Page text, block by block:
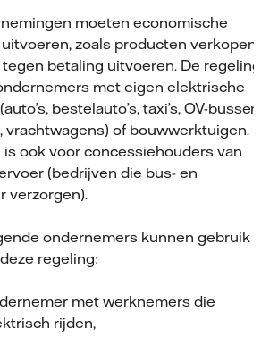
moeten economische
zoals producten verkopen
betaling uitvoeren. De regeling
met eigen elektrische
bestelauto’s, taxi’s, OV-
vrachtwagens) of bouwwerktuigen.
is ook voor concessiehouders van
(bedrijven die bus- en
verzorgen).
ondernemers kunnen gebruik
regeling:
met werknemers die
rijden,